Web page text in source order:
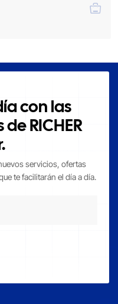
con las
RICHER
servicios, ofertas
te facilitarán el día a día.